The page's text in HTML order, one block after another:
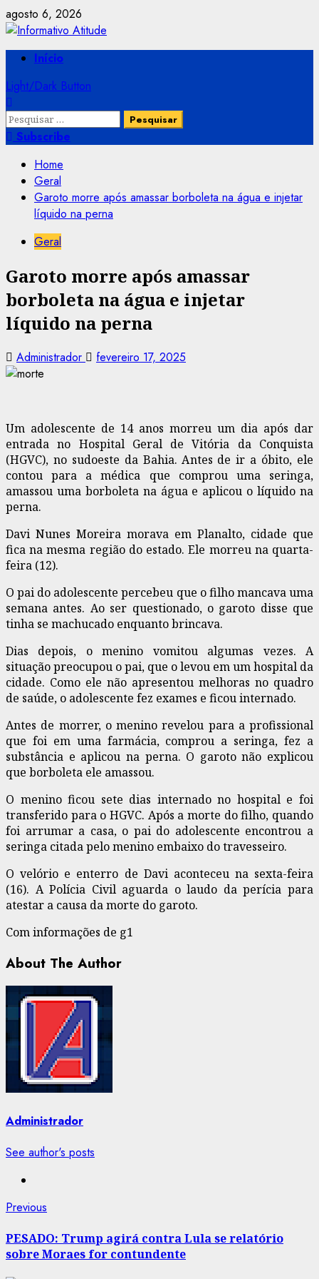
Skip
to
content
agosto 6, 2026
PrimaryInício
Light/Dark Button
Pesquisar
por:Subscribe
Home
Geral
Garoto morre após amassar borboleta na água e injetar
líquido na perna
Geral
Garoto morre após amassar
borboleta na água e injetar
líquido na perna
Administrador fevereiro 17, 2025
Um adolescente de 14 anos morreu um dia após dar
entrada no Hospital Geral de Vitória da Conquista
(HGVC), no sudoeste da Bahia. Antes de ir a óbito, ele
contou para a médica que comprou uma seringa,
amassou uma borboleta na água e aplicou o líquido na
perna.
Davi Nunes Moreira morava em Planalto, cidade que
fica na mesma região do estado. Ele morreu na quarta-
feira (12).
O pai do adolescente percebeu que o filho mancava uma
semana antes. Ao ser questionado, o garoto disse que
tinha se machucado enquanto brincava.
Dias depois, o menino vomitou algumas vezes. A
situação preocupou o pai, que o levou em um hospital da
cidade. Como ele não apresentou melhoras no quadro
de saúde, o adolescente fez exames e ficou internado.
Antes de morrer, o menino revelou para a profissional
que foi em uma farmácia, comprou a seringa, fez a
substância e aplicou na perna. O garoto não explicou
que borboleta ele amassou.
O menino ficou sete dias internado no hospital e foi
transferido para o HGVC. Após a morte do filho, quando
foi arrumar a casa, o pai do adolescente encontrou a
seringa citada pelo menino embaixo do travesseiro.
O velório e enterro de Davi aconteceu na sexta-feira
(16). A Polícia Civil aguarda o laudo da perícia para
atestar a causa da morte do garoto.
Com informações de g1
About The Author
Administrador
See author's posts
Post
navigation
Previous
PESADO: Trump agirá contra Lula se relatório
sobre Moraes for contundente